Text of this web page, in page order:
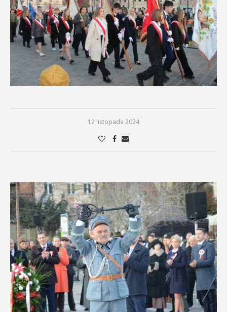
12 listopada 2024